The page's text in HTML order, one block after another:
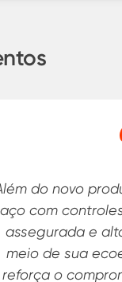
de efeito
o
preciso